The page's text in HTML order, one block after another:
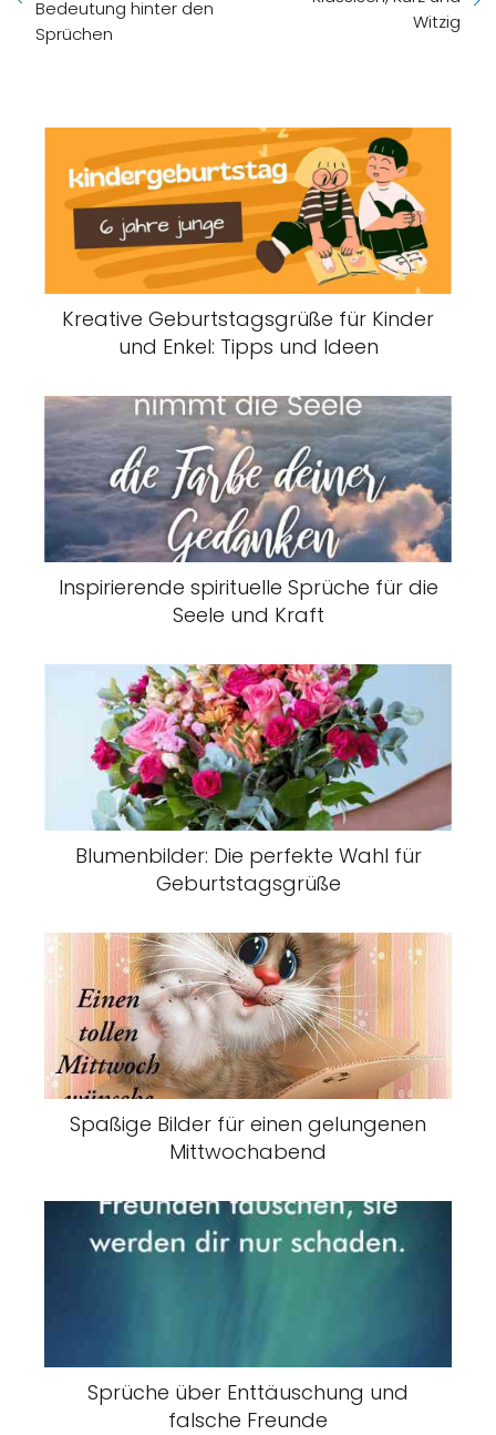
Bedeutung hinter den
Sprüchen
Witzig
Kreative Geburtstagsgrüße für Kinder
und Enkel: Tipps und Ideen
Inspirierende spirituelle Sprüche für die
Seele und Kraft
Blumenbilder: Die perfekte Wahl für
Geburtstagsgrüße
Spaßige Bilder für einen gelungenen
Mittwochabend
Sprüche über Enttäuschung und
falsche Freunde